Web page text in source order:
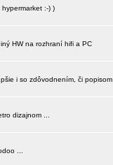
:-) )
HW na rozhraní hifi a PC
i so zdôvodnením, či
dizajnom ...
...